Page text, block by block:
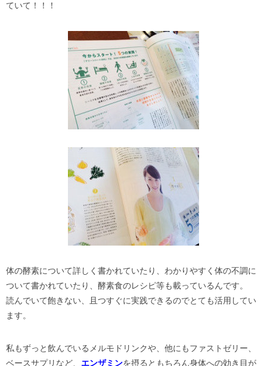
ていて！！！
体の酵素について詳しく書かれていたり、わかりやすく体の不調に
ついて書かれていたり、酵素食のレシピ等も載っているんです。
読んでいて飽きない、且つすぐに実践できるのでとても活用してい
ます。
私もずっと飲んでいるメルモドリンクや、他にもファストゼリー、
ベースサプリなど、 エンザミンを摂るともちろん身体への効き目が